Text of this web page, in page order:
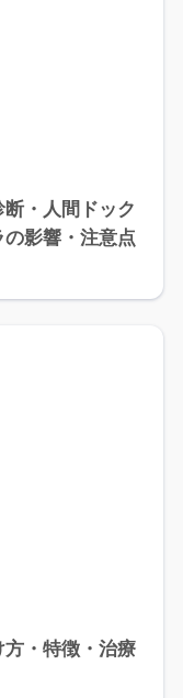
断・人間ドック
影響・注意点
方・特徴・治療